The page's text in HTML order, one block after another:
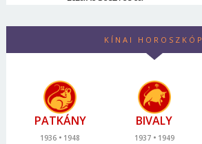
KÍNAI HOROSZKÓP
PATKÁNY
1936
1948
BIVALY
1937
1949